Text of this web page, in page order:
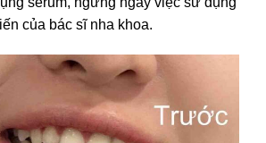
của bác sĩ nha khoa.